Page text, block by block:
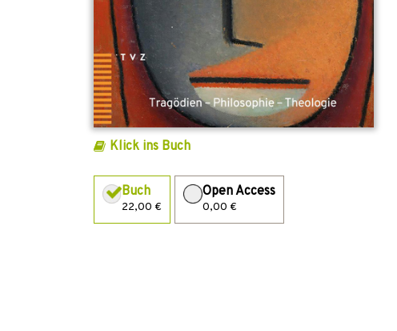
Klick ins Buch
Buch
22,00 €
Open Access
0,00 €